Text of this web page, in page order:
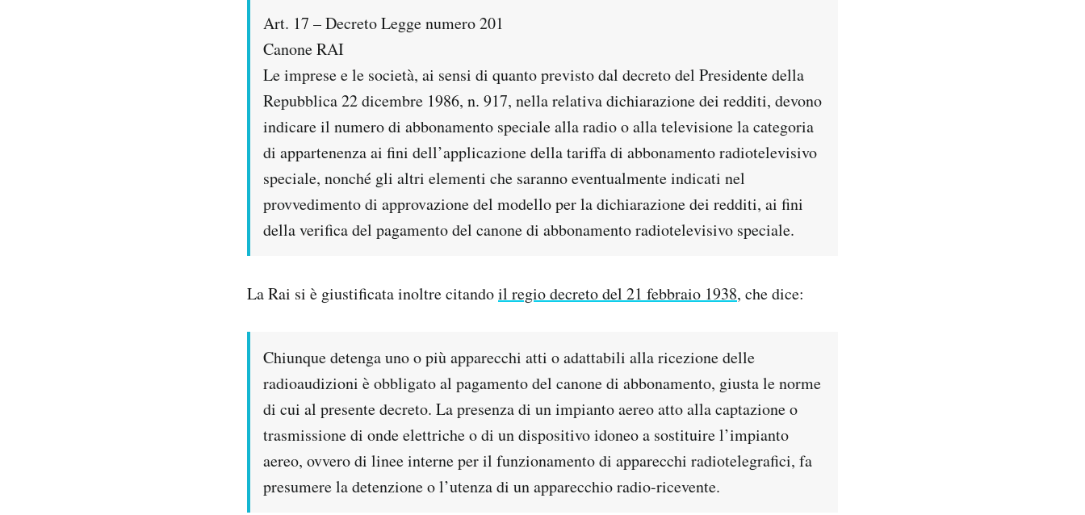
Art. 17 – Decreto Legge numero 201
Canone RAI
Le imprese e le società, ai sensi di quanto previsto dal decreto del Presidente della
Repubblica 22 dicembre 1986, n. 917, nella relativa dichiarazione dei redditi, devono
indicare il numero di abbonamento speciale alla radio o alla televisione la categoria
di appartenenza ai fini dell’applicazione della tariffa di abbonamento radiotelevisivo
speciale, nonché gli altri elementi che saranno eventualmente indicati nel
provvedimento di approvazione del modello per la dichiarazione dei redditi, ai fini
della verifica del pagamento del canone di abbonamento radiotelevisivo speciale.
La Rai si è giustificata inoltre citandoil regio decreto del 21 febbraio 1938, che dice:
Chiunque detenga uno o più apparecchi atti o adattabili alla ricezione delle
radioaudizioni è obbligato al pagamento del canone di abbonamento, giusta le norme
di cui al presente decreto. La presenza di un impianto aereo atto alla captazione o
trasmissione di onde elettriche o di un dispositivo idoneo a sostituire l’impianto
aereo, ovvero di linee interne per il funzionamento di apparecchi radiotelegrafici, fa
presumere la detenzione o l’utenza di un apparecchio radio-ricevente.